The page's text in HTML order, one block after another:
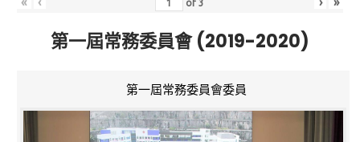
of3
第一屆常務委員會 (2019-2020)
第一屆常務委員會委員